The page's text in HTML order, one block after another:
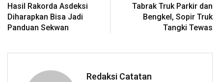
Hasil Rakorda Asdeksi
Diharapkan Bisa Jadi
Panduan Sekwan
Tabrak Truk Parkir dan
Bengkel, Sopir Truk
Tangki Tewas
Redaksi Catatan